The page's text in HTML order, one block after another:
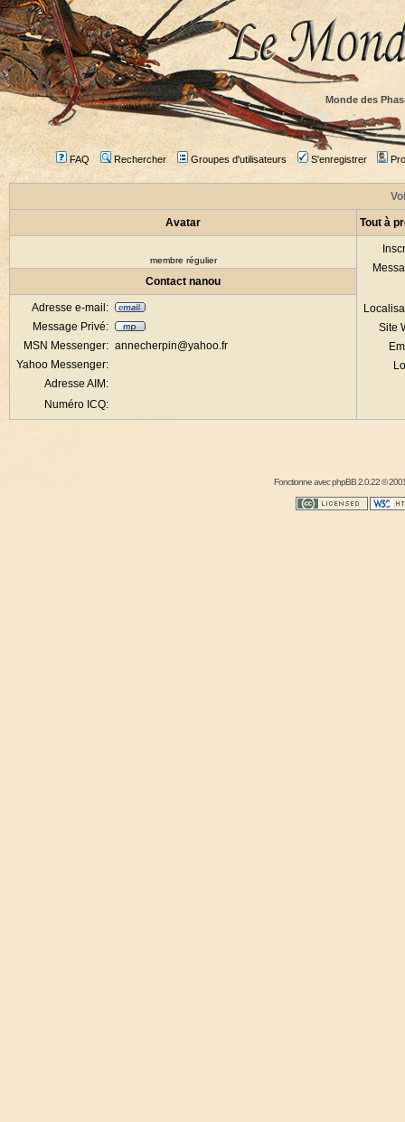
Monde des
FAQ Rechercher Groupes d'utilisateurs S'enregistrer
Avatar Tout à
membre régulier
Site
Contact nanou
Adresse e-mail:
Message Privé:
MSN Messenger: annecherpin@yahoo.fr
Yahoo Messenger:
Adresse AIM:
Numéro ICQ:
Fonctionne avecphpBB2.0.22 ©